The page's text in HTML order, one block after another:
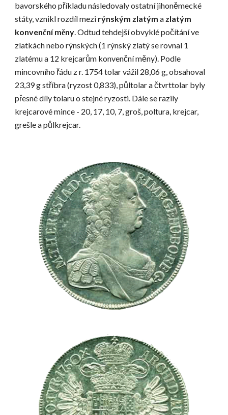
bavorského příkladu následovaly ostatní jihoněmecké
státy, vznikl rozdíl mezi rýnským zlatým a zlatým
konvenční měny. Odtud tehdejší obvyklé počítání ve
zlatkách nebo rýnských (1 rýnský zlatý se rovnal 1
zlatému a 12 krejcarům konvenční měny). Podle
mincovního řádu z r. 1754 tolar vážil 28,06 g, obsahoval
23,39 g stříbra (ryzost 0,833), půltolar a čtvrttolar byly
přesné díly tolaru o stejné ryzosti. Dále se razily
krejcarové mince - 20, 17, 10, 7, groš, poltura, krejcar,
grešle a půlkrejcar.